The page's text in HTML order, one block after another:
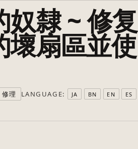
隸 ~ 修复
壞扇區並使
修理 LANGUAGE: JA BN EN ES